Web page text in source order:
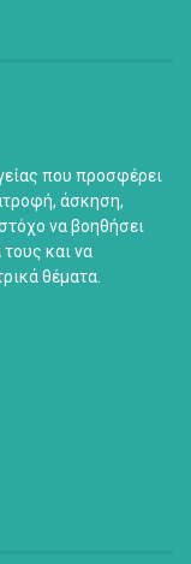
που προσφέρει
άσκηση,
να βοηθήσει
και να
θέματα.